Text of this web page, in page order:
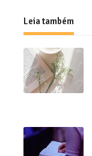
Leia também